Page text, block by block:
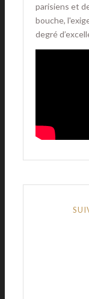
parisiens et
bouche,
degré